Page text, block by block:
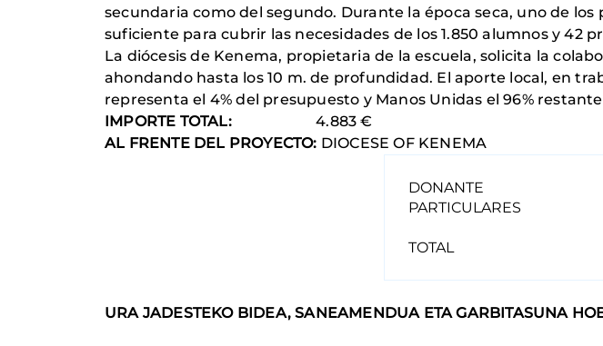
secundaria como del segundo. Durante la época seca, uno de
suficiente para cubrir las necesidades de los 1.850 alumnos y 42
La diócesis de Kenema, propietaria de la escuela, solicita la
ahondando hasta los 10 m. de profundidad. El aporte local, en
representa el 4% del presupuesto y Manos Unidas el 96%
IMPORTE TOTAL:4.883 €
AL FRENTE DEL PROYECTO: DIOCESE OF KENEMA
DONANTE
PARTICULARES
TOTAL
URA JADESTEKO BIDEA, SANEAMENDUA ETA GARBITASUNA